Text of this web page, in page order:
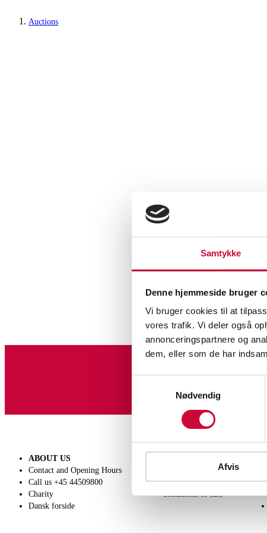
Samtykke
Denne hjemmeside bruger
Vi bruger cookies til at
vores trafik. Vi deler også
annonceringspartnere og
dem, eller som de har
Nødvendig
Afvis
Auctions
ABOUT US
Contact and Opening Hours
Call us +45 44509800
Charity
Dansk forside
Consignment
Conditions of sale